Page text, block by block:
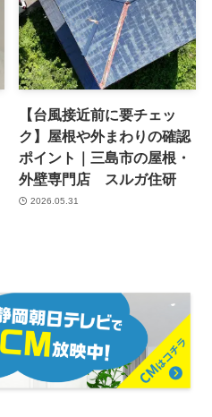
【台風接近前に要チェッ
ク】屋根や外まわりの確認
ポイント｜三島市の屋根・
外壁専門店 スルガ住研
2026.05.31